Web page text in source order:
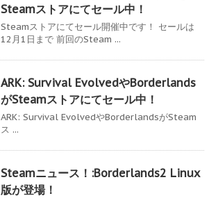
Steamストアにてセール中！
Steamストアにてセール開催中です！ セールは
12月1日まで 前回のSteam ...
ARK: Survival EvolvedやBorderlands
がSteamストアにてセール中！
ARK: Survival EvolvedやBorderlandsがSteam
ス ...
Steamニュース！:Borderlands2 Linux
版が登場！